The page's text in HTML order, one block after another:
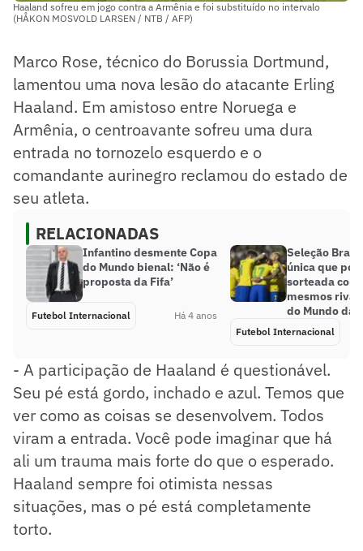
Haaland sofreu em jogo contra a Armênia e foi substituído no intervalo
(HÅKON MOSVOLD LARSEN / NTB / AFP)
Marco Rose, técnico do Borussia Dortmund,
lamentou uma nova lesão do atacante Erling
Haaland. Em amistoso entre Noruega e
Armênia, o centroavante sofreu uma dura
entrada no tornozelo esquerdo e o
comandante aurinegro reclamou do estado de
seu atleta.
RELACIONADAS
Infantino desmente Copa
do Mundo bienal: ‘Não é
proposta da Fifa’
Futebol Internacional Há 4 anos
Seleção
única que
sorteada com
mesmos
do Mundo da
Futebol Internacional
- A participação de Haaland é questionável.
Seu pé está gordo, inchado e azul. Temos que
ver como as coisas se desenvolvem. Todos
viram a entrada. Você pode imaginar que há
ali um trauma mais forte do que o esperado.
Haaland sempre foi otimista nessas
situações, mas o pé está completamente
torto.